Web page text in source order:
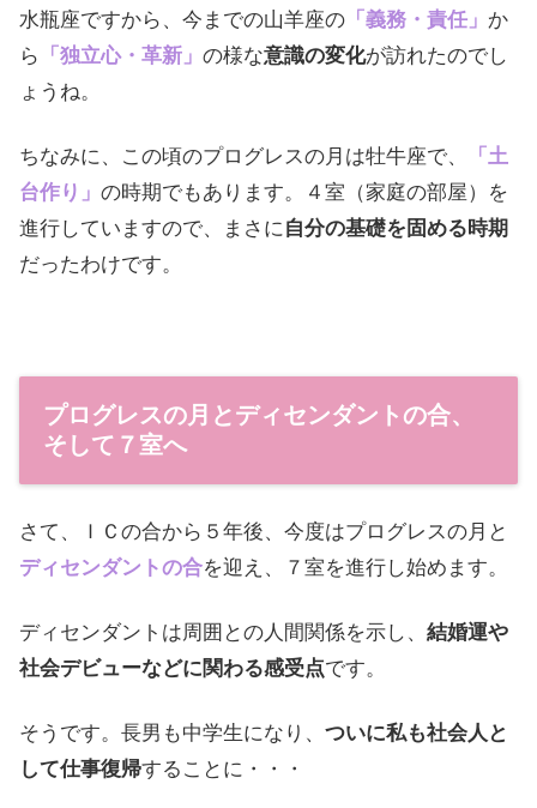
水瓶座ですから、今までの山羊座の 「義務・責任」 か
ら
「独立心・革新」 の様な意識の変化が訪れたのでし
ょうね。
ちなみに、この頃のプログレスの月は牡牛座で、
「土
台作り」 の時期でもあります。４室（家庭の部屋）を
進行していますので、まさに自分の基礎を固める時期
だったわけです。
プログレスの月とディセンダントの合、
そして７室へ
さて、ＩＣの合から５年後、今度はプログレスの月と
ディセンダントの合を迎え、７室を進行し始めます。
ディセンダントは周囲との人間関係を示し、 結婚運や
社会デビューなどに関わる感受点です。
そうです。長男も中学生になり、 ついに私も社会人と
して仕事復帰することに・・・